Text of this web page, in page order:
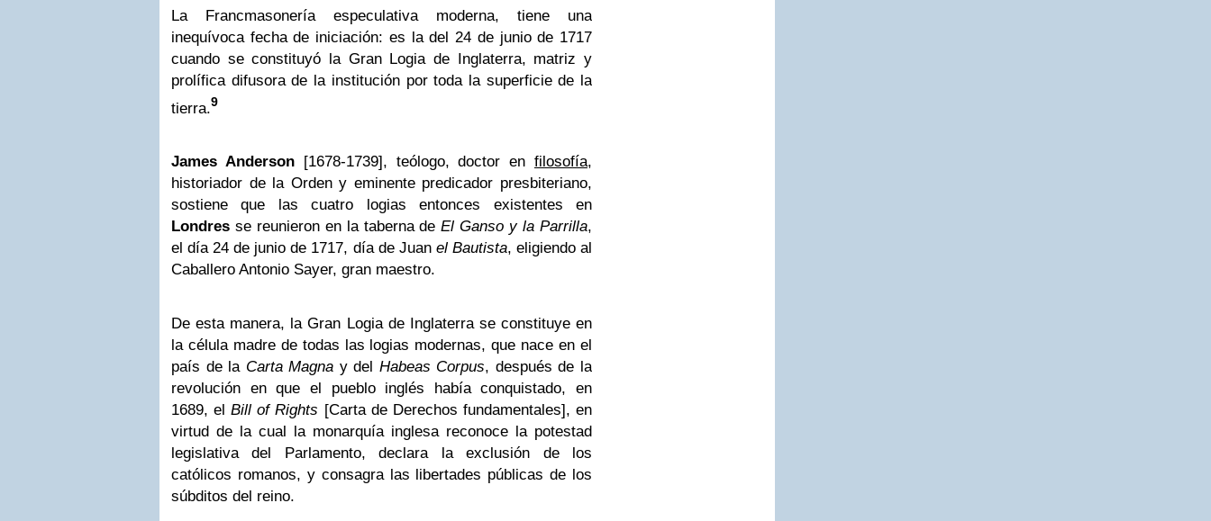
La Francmasonería especulativa moderna, tiene una
inequívoca fecha de iniciación: es la del 24 de junio de 1717
cuando se constituyó la Gran Logia de Inglaterra, matriz y
prolífica difusora de la institución por toda la superficie de la
tierra.9
James Anderson[1678-1739], teólogo, doctor enfilosofía,
historiador de la Orden y eminente predicador presbiteriano,
sostiene que las cuatro logias entonces existentes en
Londres se reunieron en la taberna deEl Ganso y la Parrilla,
el día 24 de junio de 1717, día de Juan el Bautista, eligiendo al
Caballero Antonio Sayer, gran maestro.
De esta manera, la Gran Logia de Inglaterra se constituye en
la célula madre de todas las logias modernas, que nace en el
país de la Carta Magna y del Habeas Corpus, después de la
revolución en que el pueblo inglés había conquistado, en
1689, elBill of Rights [Carta de Derechos fundamentales], en
virtud de la cual la monarquía inglesa reconoce la potestad
legislativa del Parlamento, declara la exclusión de los
católicos romanos, y consagra las libertades públicas de los
súbditos del reino.